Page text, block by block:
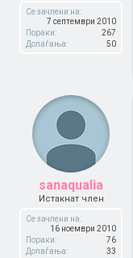
Се зачлени на:
7 септември 2010
Пораки:
267
Допаѓања:
50
sanaqualia
Истакнат член
Се зачлени на:
16 ноември 2010
Пораки:
76
Допаѓања:
33